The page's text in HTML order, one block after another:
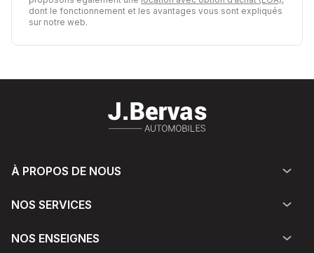
dont le fonctionnement et les avantages vous sont expliqués
sur notre web.
À PROPOS DE NOUS
NOS SERVICES
NOS ENSEIGNES